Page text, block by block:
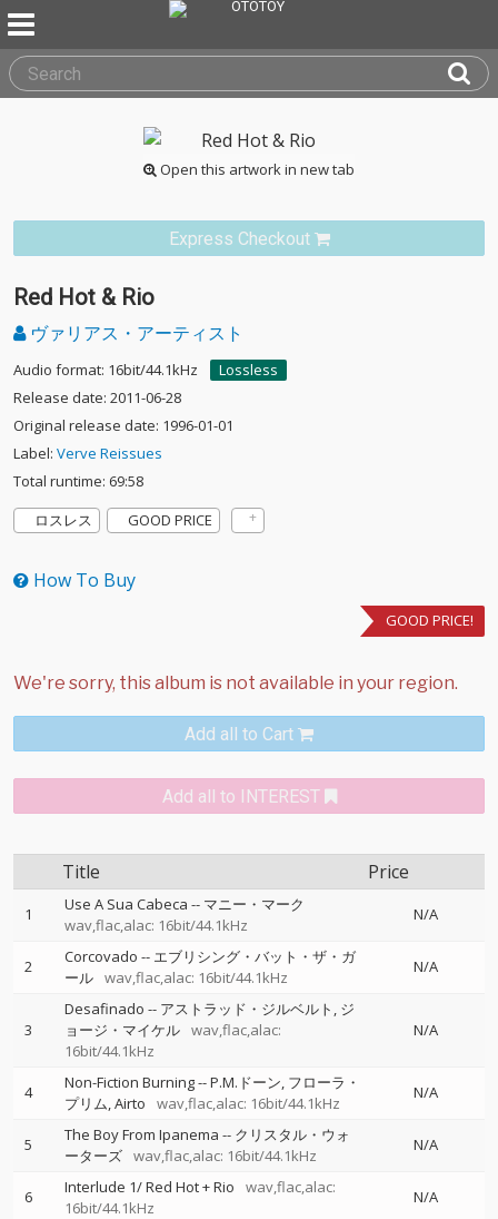
Open this artwork in new tab
Express Checkout
Red Hot & Rio
ヴァリアス・アーティスト
Audio format: 16bit/44.1kHz
Lossless
Release date: 2011-06-28
Original release date: 1996-01-01
Label: Verve Reissues
Total runtime: 69:58
ロスレス
GOOD PRICE
How To Buy
GOOD PRICE!
Add all to Cart
Add all to INTEREST
Title Price
1 Use A Sua Cabeca -- マニー・マーク
wav,flac,alac: 16bit/44.1kHz
N/A
2 Corcovado -- エブリシング・バット・ザ・ガ
ール wav,flac,alac: 16bit/44.1kHz
N/A
3
Desafinado -- アストラッド・ジルベルト ジ
ョージ・マイケル wav,flac,alac:
16bit/44.1kHz
N/A
4 Non-Fiction Burning--P.M.ドーン フローラ・
プリム Airto wav,flac,alac: 16bit/44.1kHz
N/A
5 The Boy From Ipanema -- クリスタル・ウォ
ーターズ wav,flac,alac: 16bit/44.1kHz
N/A
6 Interlude 1/ Red Hot + Rio
wav,flac,alac:
16bit/44.1kHz
N/A